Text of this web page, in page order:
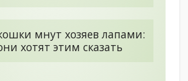
мнут хозяев лапами:
хотят этим сказать